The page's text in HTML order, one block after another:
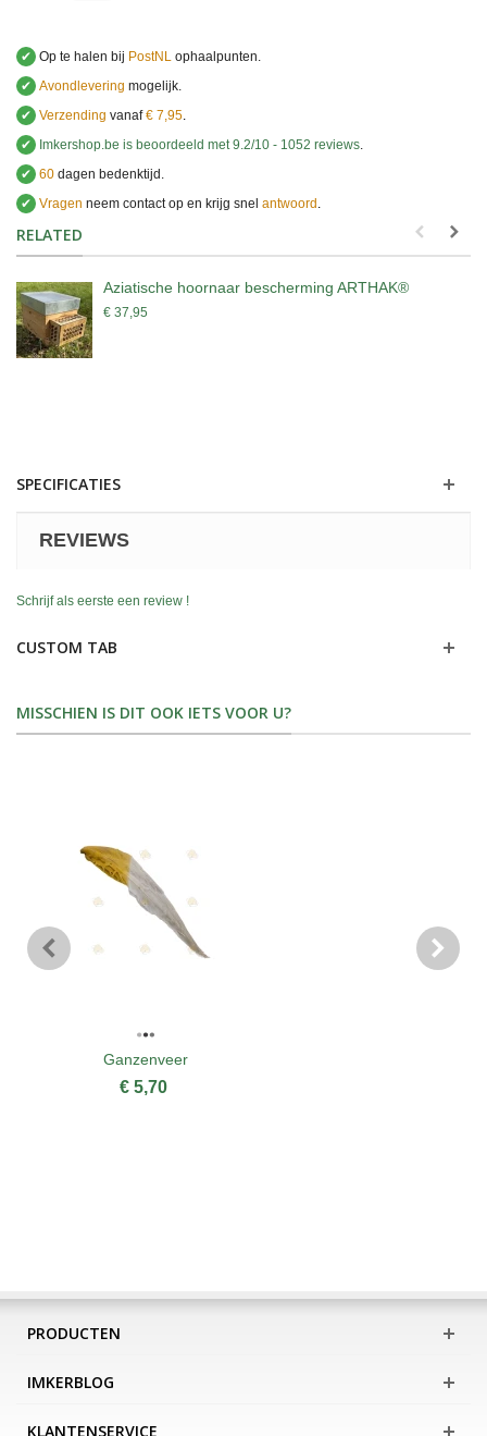
✔ Op te halen bij PostNL ophaalpunten.
✔ Avondlevering mogelijk.
✔ Verzending vanaf€ 7,95
✔
Imkershop.be is beoordeeld met 9.2/10 - 1052 reviews
✔ 60 dagen bedenktijd.
✔ Vragen neem contact op en krijg snel antwoord
RELATED
Aziatische hoornaar bescherming ARTHAK®
€ 37,95
SPECIFICATIES
REVIEWS
Schrijf als eerste een review !
CUSTOM TAB
MISSCHIEN IS DIT OOK IETS VOOR U?
Ganzenveer
€ 5,70
PRODUCTEN
IMKERBLOG
KLANTENSERVICE